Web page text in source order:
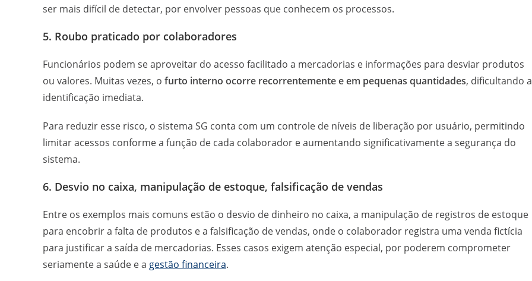
ser mais difícil de detectar, por envolver pessoas que conhecem os processos.
5. Roubo praticado por colaboradores
Funcionários podem se aproveitar do acesso facilitado a mercadorias e informações para desviar produtos
ou valores. Muitas vezes, o furto interno ocorre recorrentemente e em pequenas quantidades, dificultando a
identificação imediata.
Para reduzir esse risco, o sistema SG conta com um controle de níveis de liberação por usuário, permitindo
limitar acessos conforme a função de cada colaborador e aumentando significativamente a segurança do
sistema.
6. Desvio no caixa, manipulação de estoque, falsificação de vendas
Entre os exemplos mais comuns estão o desvio de dinheiro no caixa, a manipulação de registros de estoque
para encobrir a falta de produtos e a falsificação de vendas, onde o colaborador registra uma venda fictícia
para justificar a saída de mercadorias. Esses casos exigem atenção especial, por poderem comprometer
seriamente a saúde e a gestão financeira.